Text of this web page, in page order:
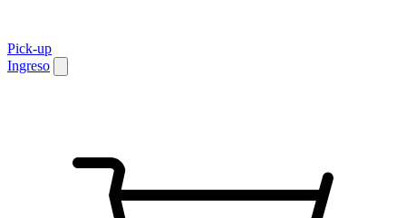
Pick-up
Ingreso